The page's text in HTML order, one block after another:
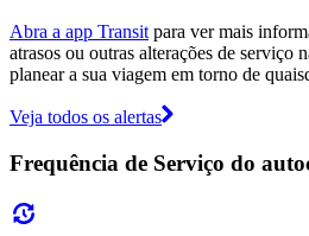
Abra a app Transit para ver mais
atrasos ou outras alterações de serviço
planear a sua viagem em torno de
Veja todos os alertas
Frequência de Serviço do